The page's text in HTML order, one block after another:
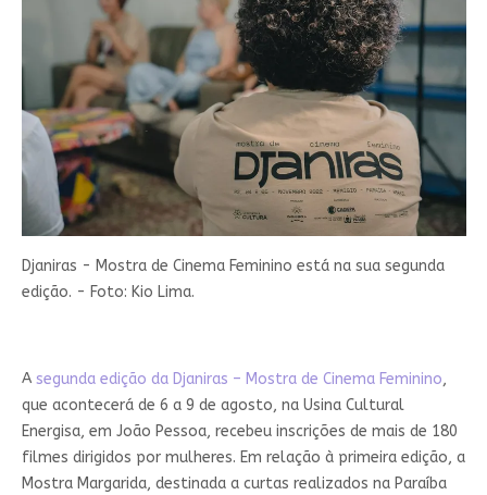
Djaniras - Mostra de Cinema Feminino está na sua segunda
edição. - Foto: Kio Lima.
A segunda edição da Djaniras – Mostra de Cinema Feminino,
que acontecerá de 6 a 9 de agosto, na Usina Cultural
Energisa, em João Pessoa, recebeu inscrições de mais de 180
filmes dirigidos por mulheres. Em relação à primeira edição, a
Mostra Margarida, destinada a curtas realizados na Paraíba